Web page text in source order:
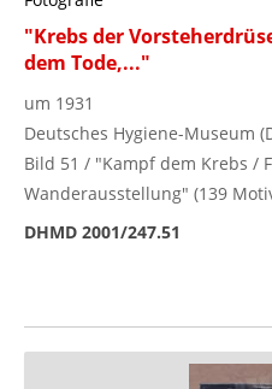
"Krebs der
dem Tode,..."
um 1931
Deutsches Hygiene-Museum
Bild 51 / "Kampf dem Krebs /
Wanderausstellung" (139
DHMD 2001/247.51